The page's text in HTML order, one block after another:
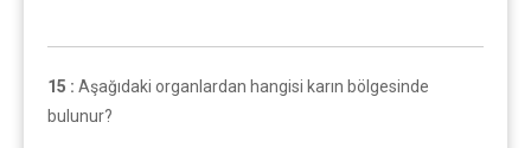
15 : Aşağıdaki organlardan hangisi karın bölgesinde
bulunur?